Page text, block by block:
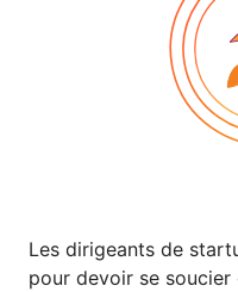
Les dirigeants de
pour devoir se soucier